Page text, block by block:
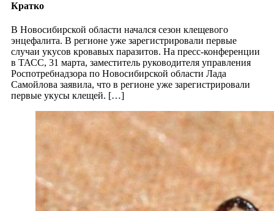
Кратко
В Новосибирской области начался сезон клещевого
энцефалита. В регионе уже зарегистрировали первые
случаи укусов кровавых паразитов. На пресс-конференции
в ТАСС, 31 марта, заместитель руководителя управления
Роспотребнадзора по Новосибирской области Лада
Самойлова заявила, что в регионе уже зарегистрировали
первые укусы клещей. […]